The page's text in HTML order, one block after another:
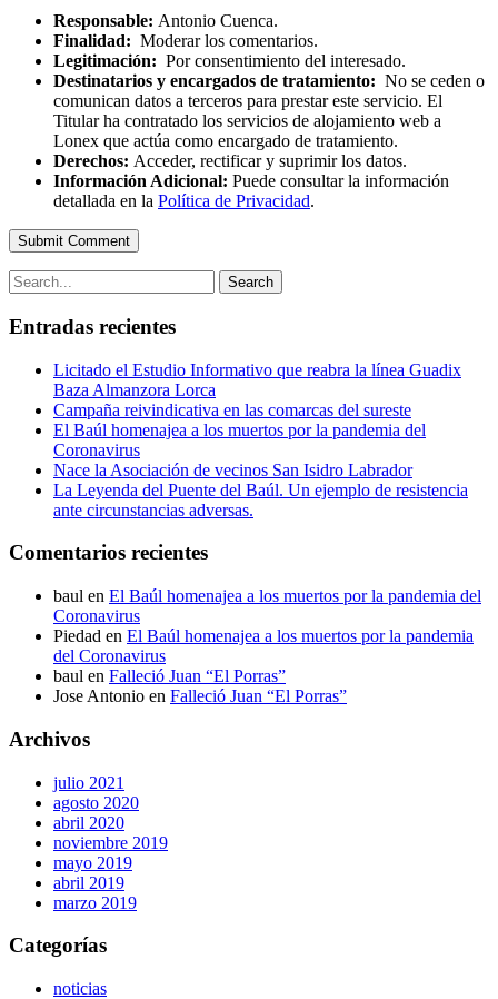
Responsable: Antonio Cuenca.
Finalidad: Moderar los comentarios.
Legitimación: Por consentimiento del interesado.
Destinatarios y encargados de tratamiento: No se ceden o
comunican datos a terceros para prestar este servicio. El
Titular ha contratado los servicios de alojamiento web a
Lonex que actúa como encargado de tratamiento.
Derechos: Acceder, rectificar y suprimir los datos.
Información Adicional: Puede consultar la información
detallada en la Política de Privacidad.
Submit Comment
Search
Entradas recientes
Licitado el Estudio Informativo que reabra la línea Guadix
Baza Almanzora Lorca
Campaña reivindicativa en las comarcas del sureste
El Baúl homenajea a los muertos por la pandemia del
Coronavirus
Nace la Asociación de vecinos San Isidro Labrador
La Leyenda del Puente del Baúl. Un ejemplo de resistencia
ante circunstancias adversas.
Comentarios recientes
baul en El Baúl homenajea a los muertos por la pandemia del
Coronavirus
Piedad en El Baúl homenajea a los muertos por la pandemia
del Coronavirus
baul en Falleció Juan “El Porras”
Jose Antonio en Falleció Juan “El Porras”
Archivos
julio 2021
agosto 2020
abril 2020
noviembre 2019
mayo 2019
abril 2019
marzo 2019
Categorías
noticias